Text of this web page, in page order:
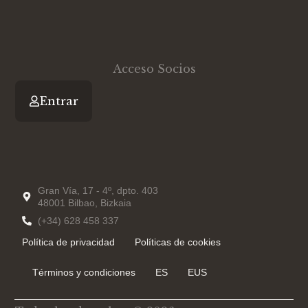
n
Acceso Socios
Entrar
Gran Vía, 17 - 4º, dpto. 403
48001 Bilbao, Bizkaia
(+34) 628 458 337
Política de privacidad
Políticas de cookies
Términos y condiciones ES EUS